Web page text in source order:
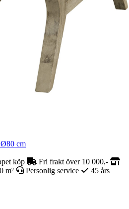
cm
köp
Fri frakt över 10 000,-
m²
Personlig service
45 års